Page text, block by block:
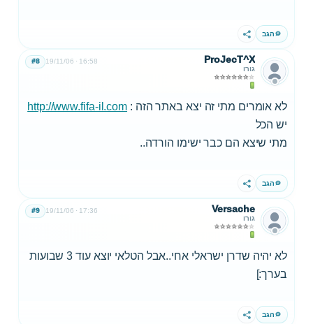
הגב שתף
ProJecT^X
גורו
19/11/06 16:58
#8
לא אומרים מתי זה יצא באתר הזה : http://www.fifa-il.com
יש הכל
מתי שיצא הם כבר ישימו הורדה..
הגב שתף
Versache
גורו
19/11/06 17:36
#9
לא יהיה שדרן ישראלי אחי..אבל הטלאי יוצא עוד 3 שבועות
בערך:]
הגב שתף